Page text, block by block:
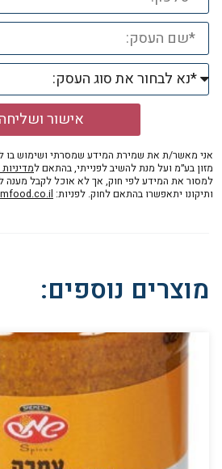
אישור ושליחה
אני מאשר/ת את שמירת המידע שמסרתי ושימוש בו
מזון בע״מ ועל מנת להשיב לפנייתי, בהתאם ל
למסור את המידע לפי חוק, אך לא אוכל לקבל מענה
ותיקונו יתאפשרו בהתאם לחוק. לפניות:
מוצרים נוספים: